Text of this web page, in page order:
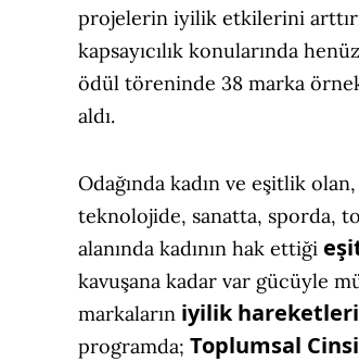
projelerin iyilik etkilerini
kapsayıcılık konularında
ödül töreninde 38 marka
aldı.
Odağında kadın ve eşitlik
teknolojide, sanatta, sporda,
alanında kadının hak ettiği
kavuşana kadar var gücüyle
markaların iyilik hareketleri
programda; Toplumsal